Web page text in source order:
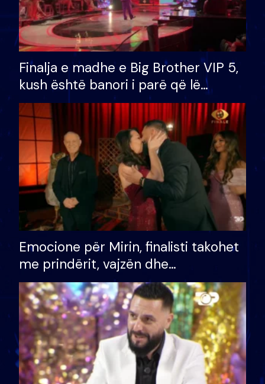
Finalja e madhe e Big Brother VIP 5,
kush është banori i parë që lë
shtëpinë dhe humb mundësinë për
të fituar çmimin e madh
Emocione për Mirin, finalisti takohet
me prindërit, vajzën dhe
bashkëshorten: S’kemi ndonjë letër
divorci apo jo?